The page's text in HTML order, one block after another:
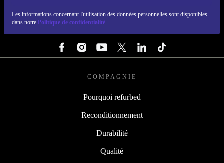
Les informations concernant l'utilisation des données personnelles sont disponibles
dans notre Politique de confidentialité
COMPAGNIE
Pourquoi refurbed
Reconditionnement
Durabilité
Qualité